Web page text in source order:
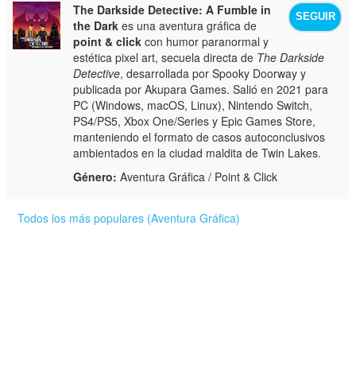
SEGUIR
The Darkside Detective: A Fumble in
the Dark es una aventura gráfica de
point & click con humor paranormal y
estética pixel art, secuela directa de The Darkside
Detective, desarrollada por Spooky Doorway y
publicada por Akupara Games. Salió en 2021 para
PC (Windows, macOS, Linux), Nintendo Switch,
PS4/PS5, Xbox One/Series y Epic Games Store,
manteniendo el formato de casos autoconclusivos
ambientados en la ciudad maldita de Twin Lakes.
Género: Aventura Gráfica / Point & Click
Todos los más populares (Aventura Gráfica)